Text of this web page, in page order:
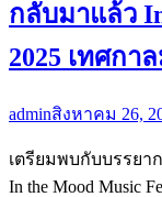
กลับมาแล้ว
2025 เทศกา
adminสิงหาคม 26,
เตรียมพบกับบรรยา
In the Mood Music